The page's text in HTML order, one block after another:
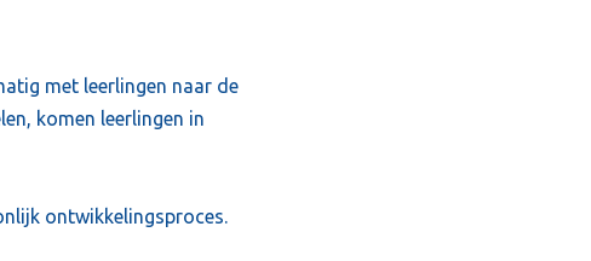
met leerlingen naar de
komen leerlingen in
ontwikkelingsproces.